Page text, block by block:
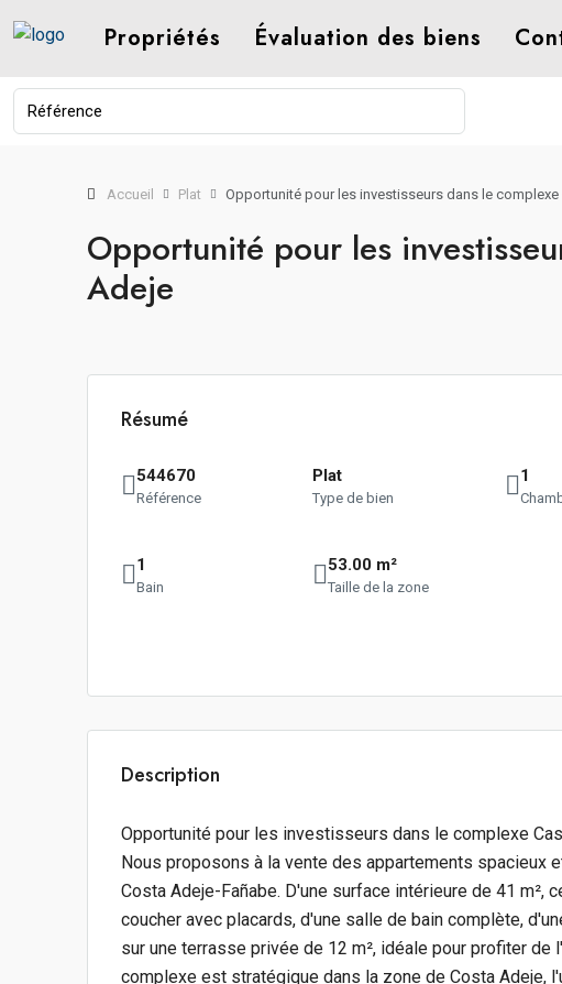
Propriétés Évaluation des biens
Accueil Plat Opportunité pour les investisseurs dans le complexe
Opportunité pour les
Adeje
Résumé
544670
Référence
Plat
Type de bien
1
1
Bain
53.00 m²
Taille de la zone
Description
Opportunité pour les investisseurs dans le complexe
Nous proposons à la vente des appartements spacieux
Costa Adeje-Fañabe. D'une surface intérieure de 41 m²,
coucher avec placards, d'une salle de bain complète,
sur une terrasse privée de 12 m², idéale pour profiter
complexe est stratégique dans la zone de Costa Adeje,